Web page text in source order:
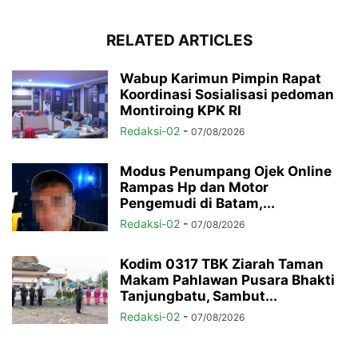
RELATED ARTICLES
Wabup Karimun Pimpin Rapat
Koordinasi Sosialisasi pedoman
Montiroing KPK RI
Redaksi-02 - 07/08/2026
Modus Penumpang Ojek Online
Rampas Hp dan Motor
Pengemudi di Batam,...
Redaksi-02 - 07/08/2026
Kodim 0317 TBK Ziarah Taman
Makam Pahlawan Pusara Bhakti
Tanjungbatu, Sambut...
Redaksi-02 - 07/08/2026